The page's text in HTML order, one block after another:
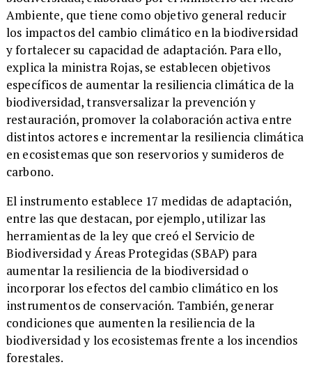
Ambiente, que tiene como objetivo general reducir
los impactos del cambio climático en la biodiversidad
y fortalecer su capacidad de adaptación. Para ello,
explica la ministra Rojas, se establecen objetivos
específicos de aumentar la resiliencia climática de la
biodiversidad, transversalizar la prevención y
restauración, promover la colaboración activa entre
distintos actores e incrementar la resiliencia climática
en ecosistemas que son reservorios y sumideros de
carbono.
El instrumento establece 17 medidas de adaptación,
entre las que destacan, por ejemplo, utilizar las
herramientas de la ley que creó el Servicio de
Biodiversidad y Áreas Protegidas (SBAP) para
aumentar la resiliencia de la biodiversidad o
incorporar los efectos del cambio climático en los
instrumentos de conservación. También, generar
condiciones que aumenten la resiliencia de la
biodiversidad y los ecosistemas frente a los incendios
forestales.